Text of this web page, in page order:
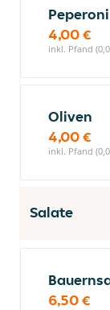
Peperoni
4,00 €
inkl. Pfand
Oliven
4,00 €
inkl. Pfand
Salate
6,50 €